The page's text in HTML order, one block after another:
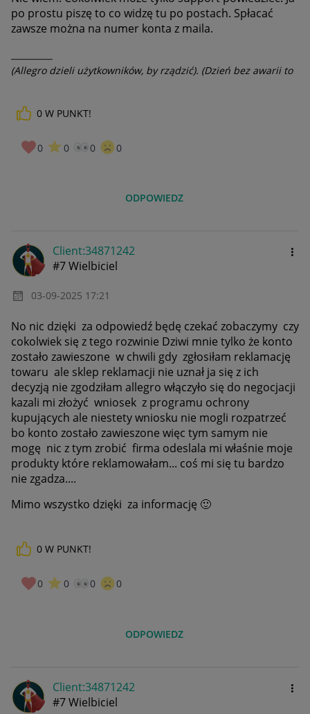
po prostu piszę to co widzę tu po postach. Spłacać
zawsze można na numer konta z maila.
(Allegro dzieli użytkowników, by rządzić). (Dzień bez awarii to
0 W PUNKT!
0 0 0 0
ODPOWIEDZ
Client:34871242
#7 Wielbiciel
‎03-09-2025 17:21
No nic dzięki za odpowiedź będę czekać zobaczymy czy
cokolwiek się z tego rozwinie Dziwi mnie tylko że konto
zostało zawieszone w chwili gdy zgłosiłam reklamację
towaru ale sklep reklamacji nie uznał ja się z ich
decyzją nie zgodziłam allegro włączyło się do negocjacji
kazali mi złożyć wniosek z programu ochrony
kupujących ale niestety wniosku nie mogli rozpatrzeć
bo konto zostało zawieszone więc tym samym nie
mogę nic z tym zrobić firma odeslala mi właśnie moje
produkty które reklamowałam... coś mi się tu bardzo
nie zgadza....
Mimo wszystko dzięki za informację 🙂
0 W PUNKT!
0 0 0 0
ODPOWIEDZ
Client:34871242
#7 Wielbiciel